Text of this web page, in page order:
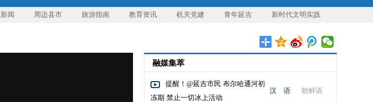
闻 周边县市 旅游指南 教育资讯 机关党建 青年延吉 新时代文明实践
融媒集萃
提醒！@延吉市民 布尔哈通河初
冻期 禁止一切冰上活动
汉 语 朝鲜语